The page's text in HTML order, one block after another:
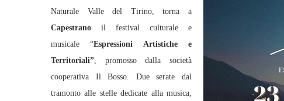
Naturale Valle del Tirino, torna a
Capestrano il festival culturale e
musicale “Espressioni Artistiche e
Territoriali”, promosso dalla società
cooperativa Il Bosso. Due serate dal
tramonto alle stelle dedicate alla musica,